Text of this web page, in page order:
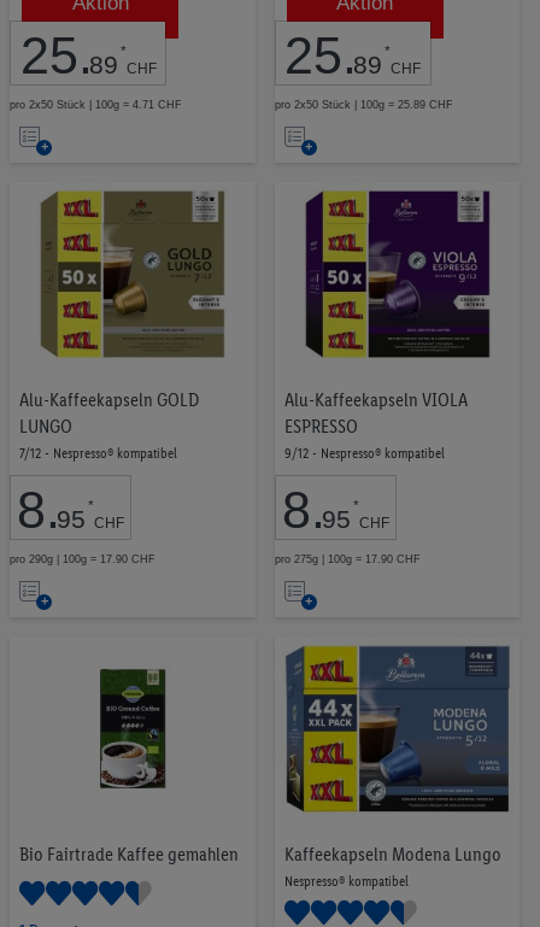
25.89 *
CHF
pro 2x50 Stück | 100g = 4.71 CHF
Auf
Merkliste
25.89 *
CHF
pro 2x50 Stück | 100g = 25.89 CHF
Auf
Merkliste
Alu-Kaffeekapseln GOLD
LUNGO
7/12 - Nespresso® kompatibel
8.95 *
CHF
pro 290g | 100g = 17.90 CHF
Auf
Merkliste
Alu-Kaffeekapseln VIOLA
ESPRESSO
9/12 - Nespresso® kompatibel
8.95 *
CHF
pro 275g | 100g = 17.90 CHF
Auf
Merkliste
Bio Fairtrade Kaffee gemahlen Kaffeekapseln Modena Lungo
Nespresso® kompatibel
Bellarom
25
Nescafé
Mövenpick
4
Fairglobe